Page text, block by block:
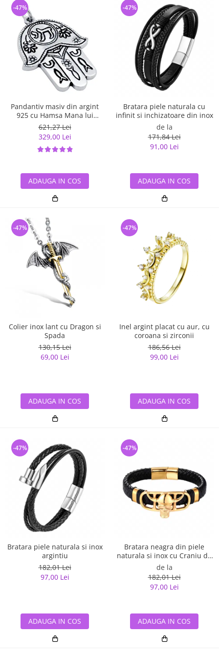
Pandantiv masiv din argint
925 cu Hamsa Mana lui
Fatima
621,27 Lei
329,00 Lei
-47%
ADAUGA IN COS
Bratara piele naturala cu
infinit si inchizatoare din inox
de la
171,84 Lei
91,00 Lei
-47%
ADAUGA IN COS
Colier inox lant cu Dragon si
Spada
130,15 Lei
69,00 Lei
-47%
ADAUGA IN COS
Inel argint placat cu aur, cu
coroana si zirconii
186,56 Lei
99,00 Lei
-47%
ADAUGA IN COS
Bratara piele naturala si inox
argintiu
182,01 Lei
97,00 Lei
-47%
ADAUGA IN COS
Bratara neagra din piele
naturala si inox cu Craniu de
Viking
de la
182,01 Lei
97,00 Lei
-47%
ADAUGA IN COS